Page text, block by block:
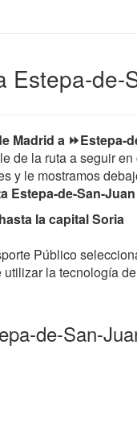
Estepa-
Madrid a ⏩Estepa-
de la ruta a seguir
y le mostramos
Estepa-de-San-Juan
la capital Soria
Público
la tecnología
de-San-